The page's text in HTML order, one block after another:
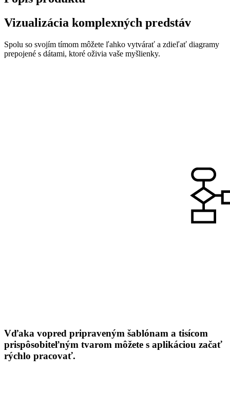
Vizualizácia komplexných predstáv
Spolu so svojím tímom môžete ľahko vytvárať a zdieľať diagramy
prepojené s dátami, ktoré oživia vaše myšlienky.
Vďaka vopred pripraveným šablónam a tisícom
prispôsobiteľným tvarom môžete s aplikáciou začať
rýchlo pracovať.